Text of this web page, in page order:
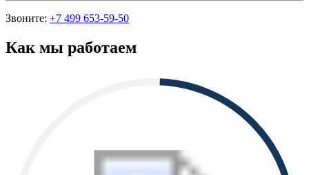
Звоните: +7 499 653-59-50
Как мы работаем